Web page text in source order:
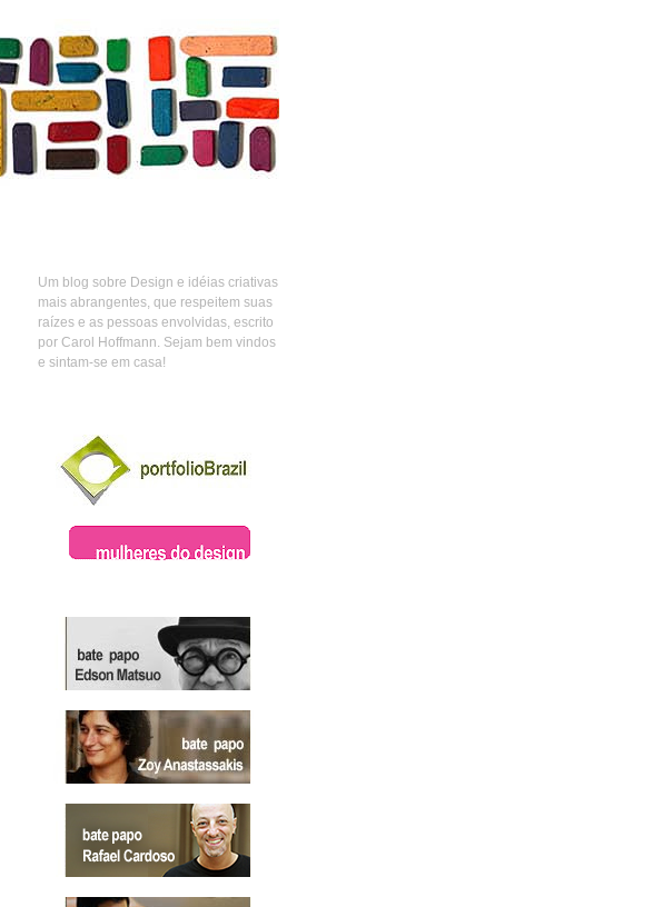
Um blog sobre Design e idéias criativas
mais abrangentes, que respeitem suas
raízes e as pessoas envolvidas, escrito
por Carol Hoffmann. Sejam bem vindos
e sintam-se em casa!